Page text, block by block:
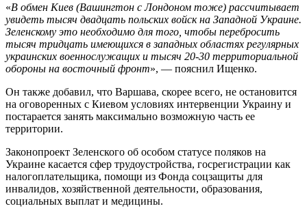
«В обмен Киев (Вашингтон с Лондоном тоже) рассчитывает
увидеть тысяч двадцать польских войск на Западной Украине.
Зеленскому это необходимо для того, чтобы перебросить
тысяч тридцать имеющихся в западных областях регулярных
украинских военнослужащих и тысяч 20-30 территориальной
обороны на восточный фронт», — пояснил Ищенко.
Он также добавил, что Варшава, скорее всего, не остановится
на оговоренных с Киевом условиях интервенции Украину и
постарается занять максимально возможную часть ее
территории.
Законопроект Зеленского об особом статусе поляков на
Украине касается сфер трудоустройства, госрегистрации как
налогоплательщика, помощи из Фонда соцзащиты для
инвалидов, хозяйственной деятельности, образования,
социальных выплат и медицины.